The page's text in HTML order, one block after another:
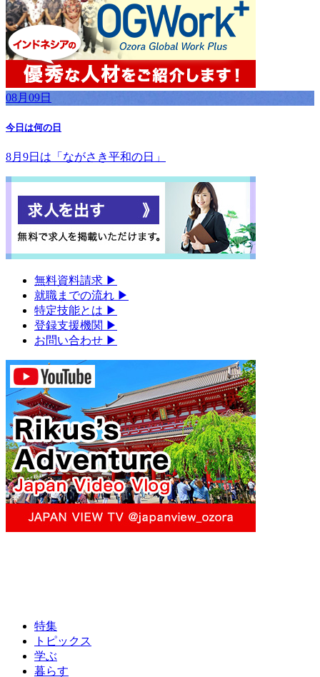
08月09日
今日は何の日
8月9日は「ながさき平和の日」
無料資料請求 ▶︎
就職までの流れ ▶︎
特定技能とは ▶︎
登録支援機関 ▶︎
お問い合わせ ▶︎
特集
トピックス
学ぶ
暮らす